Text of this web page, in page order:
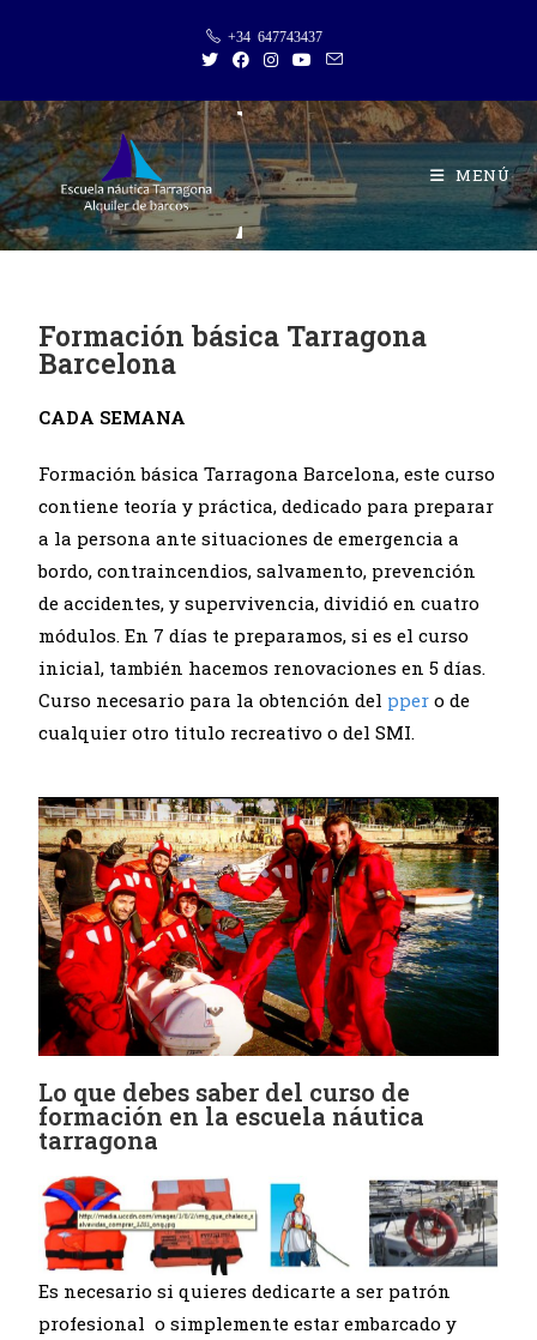
+34 647743437
MENÚ
Formación básica Tarragona
Barcelona
CADA SEMANA
Formación básica Tarragona Barcelona, este curso
contiene teoría y práctica, dedicado para preparar
a la persona ante situaciones de emergencia a
bordo, contraincendios, salvamento, prevención
de accidentes, y supervivencia, dividió en cuatro
módulos. En 7 días te preparamos, si es el curso
inicial, también hacemos renovaciones en 5 días.
Curso necesario para la obtención del pper o de
cualquier otro titulo recreativo o del SMI.
Lo que debes saber del curso de
formación en la escuela náutica
tarragona
Es necesario si quieres dedicarte a ser patrón
profesional o simplemente estar embarcado y